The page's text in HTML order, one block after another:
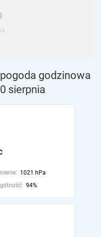
godzinowa
sierpnia
1021 hPa
94%